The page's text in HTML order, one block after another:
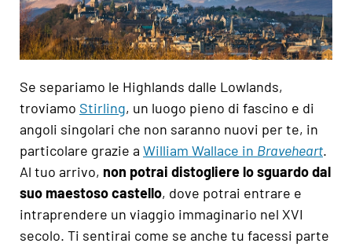
Se separiamo le Highlands dalle Lowlands,
troviamo Stirling, un luogo pieno di fascino e di
angoli singolari che non saranno nuovi per te, in
particolare grazie a William Wallace in Braveheart.
Al tuo arrivo, non potrai distogliere lo sguardo dal
suo maestoso castello, dove potrai entrare e
intraprendere un viaggio immaginario nel XVI
secolo. Ti sentirai come se anche tu facessi parte